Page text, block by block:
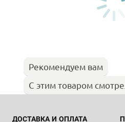
Рекомендуем вам
С этим товаром
ДОСТАВКА И ОПЛАТА